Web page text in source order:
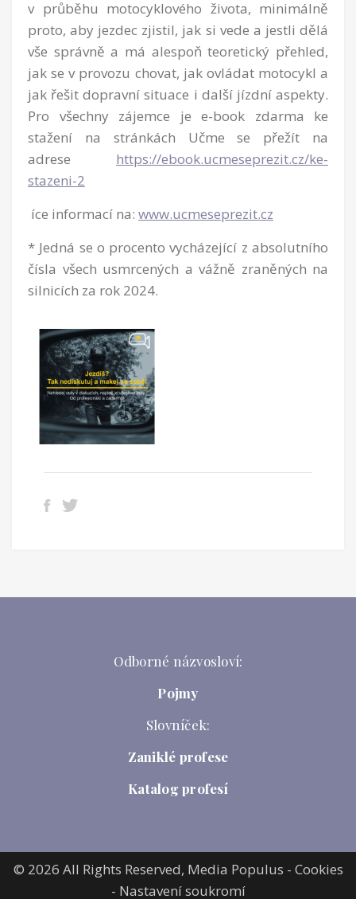
v průběhu motocyklového života, minimálně
proto, aby jezdec zjistil, jak si vede a jestli dělá
vše správně a má alespoň teoretický přehled,
jak se v provozu chovat, jak ovládat motocykl a
jak řešit dopravní situace i další jízdní aspekty.
Pro všechny zájemce je e-book zdarma ke
stažení na stránkách Učme se přežít na
adrese
https://ebook.ucmeseprezit.cz/ke-
stazeni-2
íce informací na: www.ucmeseprezit.cz
* Jedná se o procento vycházející z absolutního
čísla všech usmrcených a vážně zraněných na
silnicích za rok 2024.
Odborné názvosloví:
Pojmy
Slovníček:
Zaniklé profese
Katalog profesí
© 2026 All Rights Reserved, Media Populus - Cookies
- Nastavení soukromí